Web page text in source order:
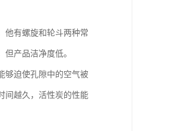
他有螺旋和轮斗两种常
产品洁净度低。
够迫使孔隙中的空气被
间越久，活性炭的性能